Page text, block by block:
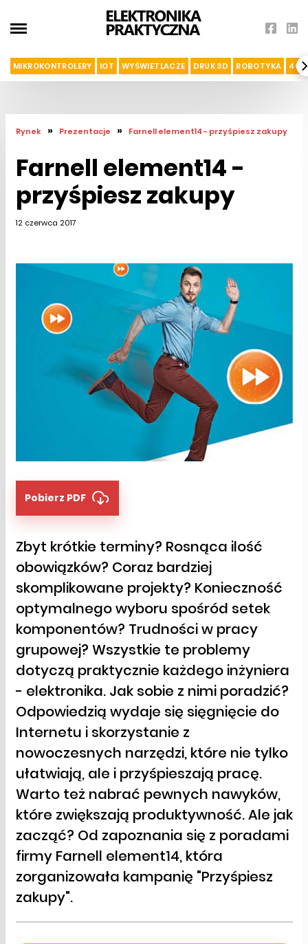
MIKROKONTROLERY IOT WYŚWIETLACZE DRUK 3D ROBOTYKA 4G I
Rynek » Prezentacje » Farnell element14 - przyśpiesz zakupy
Farnell element14 -
przyśpiesz zakupy
12 czerwca 2017
Pobierz PDF
Zbyt krótkie terminy? Rosnąca ilość
obowiązków? Coraz bardziej
skomplikowane projekty? Konieczność
optymalnego wyboru spośród setek
komponentów? Trudności w pracy
grupowej? Wszystkie te problemy
dotyczą praktycznie każdego inżyniera
- elektronika. Jak sobie z nimi poradzić?
Odpowiedzią wydaje się sięgnięcie do
Internetu i skorzystanie z
nowoczesnych narzędzi, które nie tylko
ułatwiają, ale i przyśpieszają pracę.
Warto też nabrać pewnych nawyków,
które zwiększają produktywność. Ale jak
zacząć? Od zapoznania się z poradami
firmy Farnell element14, która
zorganizowała kampanię "Przyśpiesz
zakupy".